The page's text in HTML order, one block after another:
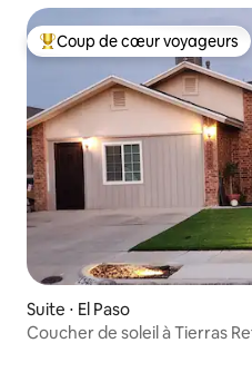
Coups de cœur voyageurs les
Coup de cœur voyageurs
Suite ⋅ El Paso
Coucher de soleil à Tierras